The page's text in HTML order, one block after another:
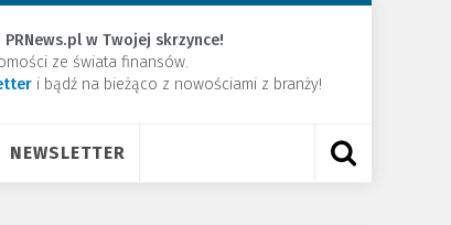
w Twojej skrzynce!
ze świata finansów.
​i bądź na bieżąco z nowościami z branży!
NEWSLETTER